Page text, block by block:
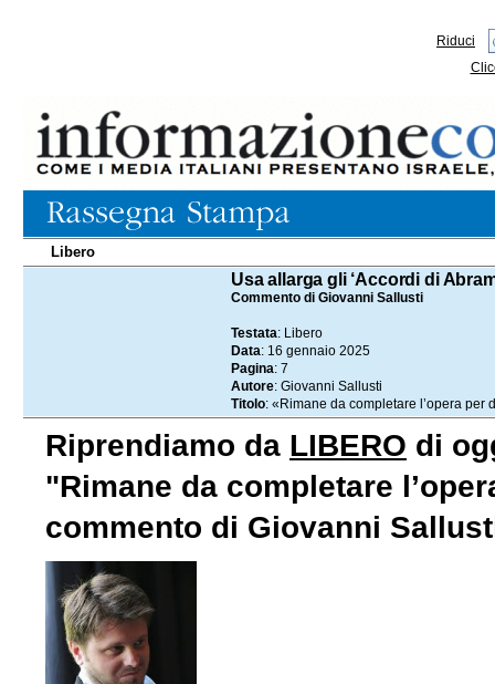
Riduci
Libero
Usa allarga gli ‘Accordi di
Commento di Giovanni Sallusti
Testata: Libero
Data: 16 gennaio 2025
Pagina: 7
Autore: Giovanni Sallusti
Titolo: «Rimane da completare l’opera per
Riprendiamo da LIBERO di
"Rimane da completare
commento di Giovanni